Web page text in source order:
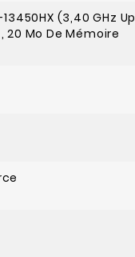
(3,40 GHz Up
20 Mo De Mémoire